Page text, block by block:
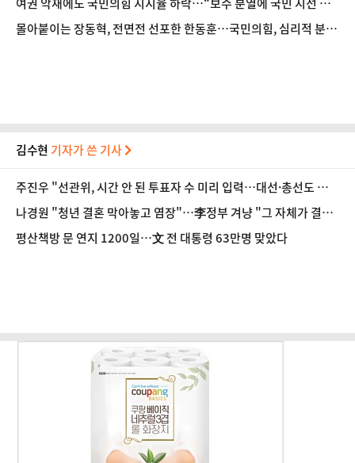
간다”
몰아붙이는 장동혁, 전면전 선포한 한동훈…국민의힘, 심리적 분
김수현 기자가 쓴 기사
주진우 "선관위, 시간 안 된 투표자 수 미리 입력…대선·총선도 수
사해야"
나경원 "청년 결혼 막아놓고 염장"…李정부 겨냥 "그 자체가 결혼
페널티"
평산책방 문 연지 1200일…文 전 대통령 63만명 맞았다